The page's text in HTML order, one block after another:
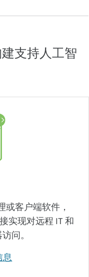
支持人工智
或客户端软件，
实现对远程 IT 和
问。
息